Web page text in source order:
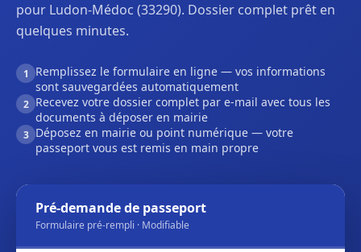
pour Ludon-Médoc (33290). Dossier complet prêt en
quelques minutes.
1
Remplissez le formulaire en ligne — vos informations
sont sauvegardées automatiquement
2 Recevez votre dossier complet par e-mail avec tous les
documents à déposer en mairie
3 Déposez en mairie ou point numérique — votre
passeport vous est remis en main propre
Pré-demande de passeport
Formulaire pré-rempli · Modifiable